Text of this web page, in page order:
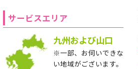
サービスエリア
九州および山口
※一部、お伺いできな
い地域がございます。